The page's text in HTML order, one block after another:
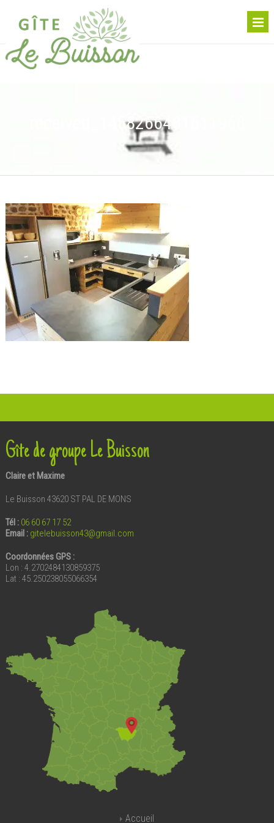
received_1458266481611968
Gîte de groupe Le Buisson
Claire et Maxime
Le Buisson 43620 ST PAL DE MONS
Tél : 06 60 67 17 52
Email : gitelebuisson43@gmail.com
Coordonnées GPS :
Lon : 4.2702484130859375
Lat : 45.250238055066354
Accueil